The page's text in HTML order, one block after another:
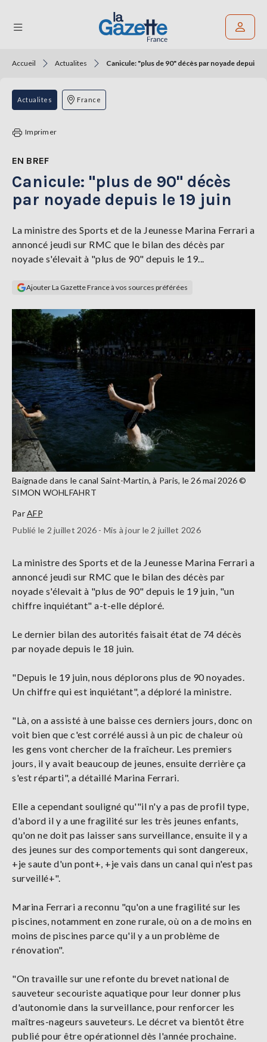
THÉMATIQUES
RÉGIONS
TENDANCES
SERVICES
GAZETTE
connecter
S'abonner
Accueil Actualites Canicule: "plus de 90" décès par noyade depuis le
Actualites France
Imprimer
EN BREF
Canicule: "plus de 90" décès
par noyade depuis le 19 juin
La ministre des Sports et de la Jeunesse Marina Ferrari a
annoncé jeudi sur RMC que le bilan des décès par
noyade s'élevait à "plus de 90" depuis le 19...
Ajouter La Gazette France à vos sources préférées
Baignade dans le canal Saint-Martin, à Paris, le 26 mai 2026 ©
SIMON WOHLFAHRT
ParAFP
Publié le 2 juillet 2026 - Mis à jour le 2 juillet 2026
La ministre des Sports et de la Jeunesse Marina Ferrari a
annoncé jeudi sur RMC que le bilan des décès par
noyade s'élevait à "plus de 90" depuis le 19 juin, "un
chiffre inquiétant" a-t-elle déploré.
Le dernier bilan des autorités faisait état de 74 décès
par noyade depuis le 18 juin.
"Depuis le 19 juin, nous déplorons plus de 90 noyades.
Un chiffre qui est inquiétant", a déploré la ministre.
"Là, on a assisté à une baisse ces derniers jours, donc on
voit bien que c'est corrélé aussi à un pic de chaleur où
les gens vont chercher de la fraîcheur. Les premiers
jours, il y avait beaucoup de jeunes, ensuite derrière ça
s'est réparti", a détaillé Marina Ferrari.
Elle a cependant souligné qu'"il n'y a pas de profil type,
d'abord il y a une fragilité sur les très jeunes enfants,
qu'on ne doit pas laisser sans surveillance, ensuite il y a
des jeunes sur des comportements qui sont dangereux,
+je saute d'un pont+, +je vais dans un canal qui n'est pas
surveillé+".
Marina Ferrari a reconnu "qu'on a une fragilité sur les
piscines, notamment en zone rurale, où on a de moins en
moins de piscines parce qu'il y a un problème de
rénovation".
"On travaille sur une refonte du brevet national de
sauveteur secouriste aquatique pour leur donner plus
d'autonomie dans la surveillance, pour renforcer les
maîtres-nageurs sauveteurs. Le décret va bientôt être
publié pour être opérationnel dès l'année prochaine.